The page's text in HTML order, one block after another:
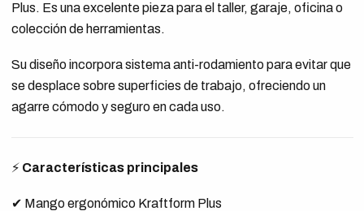
Plus. Es una excelente pieza para el taller, garaje, oficina o
colección de herramientas.
Su diseño incorpora sistema anti-rodamiento para evitar que
se desplace sobre superficies de trabajo, ofreciendo un
agarre cómodo y seguro en cada uso.
⚡ Características principales
✔ Mango ergonómico Kraftform Plus